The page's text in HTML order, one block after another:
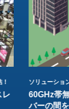
レ
ソリューショ
60GHz帯
バーの間